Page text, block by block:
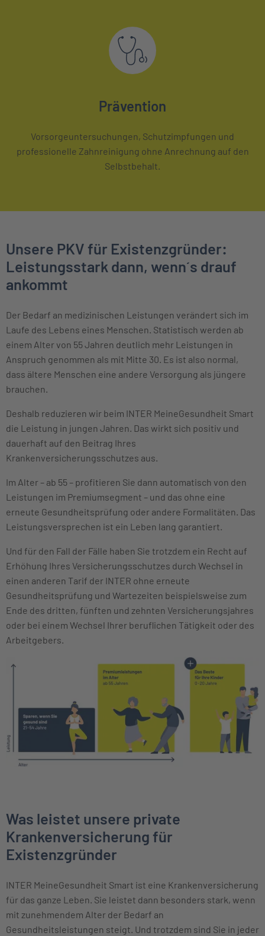
Prävention
Vorsorgeuntersuchungen, Schutzimpfungen und
professionelle Zahnreinigung ohne Anrechnung auf den
Selbstbehalt.
Unsere PKV für Existenzgründer:
Leistungsstark dann, wenn´s drauf
ankommt
Der Bedarf an medizinischen Leistungen verändert sich im
Laufe des Lebens eines Menschen. Statistisch werden ab
einem Alter von 55 Jahren deutlich mehr Leistungen in
Anspruch genommen als mit Mitte 30. Es ist also normal,
dass ältere Menschen eine andere Versorgung als jüngere
brauchen.
Deshalb reduzieren wir beim INTER MeineGesundheit Smart
die Leistung in jungen Jahren. Das wirkt sich positiv und
dauerhaft auf den Beitrag Ihres
Krankenversicherungsschutzes aus.
Im Alter – ab 55 – profitieren Sie dann automatisch von den
Leistungen im Premiumsegment – und das ohne eine
erneute Gesundheitsprüfung oder andere Formalitäten. Das
Leistungsversprechen ist ein Leben lang garantiert.
Und für den Fall der Fälle haben Sie trotzdem ein Recht auf
Erhöhung Ihres Versicherungsschutzes durch Wechsel in
einen anderen Tarif der INTER ohne erneute
Gesundheitsprüfung und Wartezeiten beispielsweise zum
Ende des dritten, fünften und zehnten Versicherungsjahres
oder bei einem Wechsel Ihrer beruflichen Tätigkeit oder des
Arbeitgebers.
Was leistet unsere private
Krankenversicherung für
Existenzgründer
INTER MeineGesundheit Smart ist eine Krankenversicherung
für das ganze Leben. Sie leistet dann besonders stark, wenn
mit zunehmendem Alter der Bedarf an
Gesundheitsleistungen steigt. Und trotzdem sind Sie in jeder